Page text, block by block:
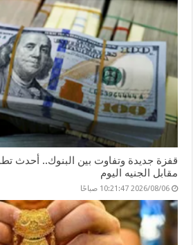
قفزة جديدة وتفاوت بين البنوك.. أحدث
مقابل الجنيه اليوم
2026/08/06 10:21:47 صباحًا